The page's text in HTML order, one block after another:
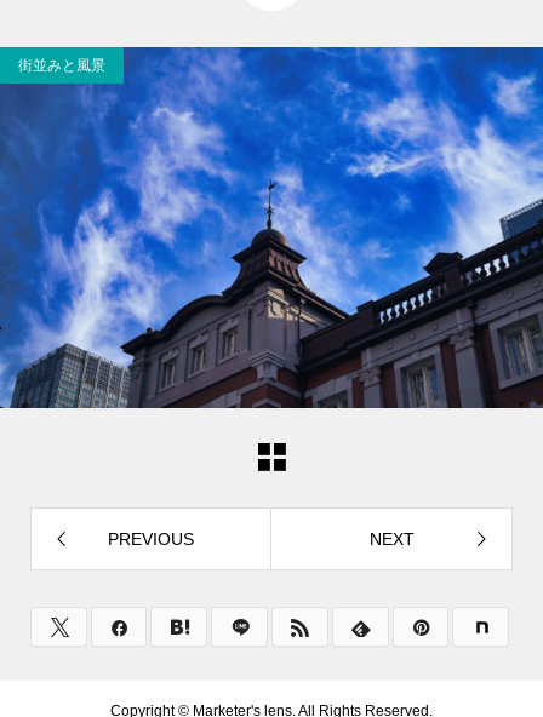
街並みと風景
PREVIOUS NEXT
Copyright © Marketer's lens. All Rights Reserved.